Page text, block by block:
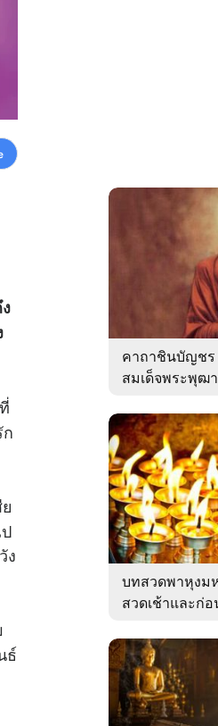
ง
ธ์
คาถาชินบัญชร
สมเด็จพระพุฒ
บทสวดพาหุงม
สวดเช้าและก่